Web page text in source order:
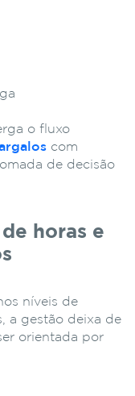
o fluxo
com
de decisão
horas e
níveis de
a gestão deixa de
orientada por